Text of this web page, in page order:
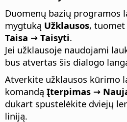
Duomenų bazių programos
mygtuką Užklausos,
Taisa → Taisyti.
Jei užklausoje naudojami
bus atvertas šis dialogo
Atverkite užklausos kūrimo
komandą Įterpimas →
dukart spustelėkite dviejų
liniją.